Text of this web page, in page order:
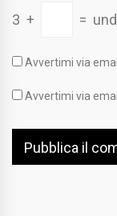
3 + =
Avvertimi via
Avvertimi via